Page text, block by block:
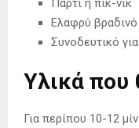
Πάρτι ή πικ-νικ
Ελαφρύ βραδινό
Συνοδευτικό
Υλικά που
Για περίπου 10-12